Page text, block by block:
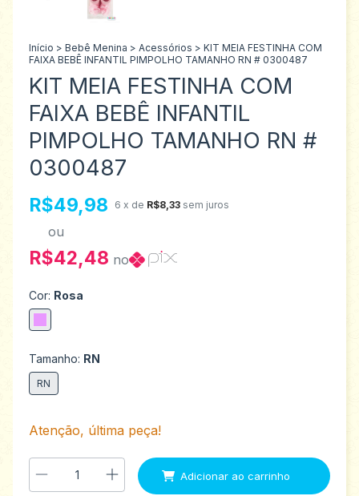
Início > Bebê Menina > Acessórios > KIT MEIA FESTINHA COM
FAIXA BEBÊ INFANTIL PIMPOLHO TAMANHO RN # 0300487
KIT MEIA FESTINHA COM
FAIXA BEBÊ INFANTIL
PIMPOLHO TAMANHO RN #
0300487
R$49,98 6 x de R$8,33 sem juros
ou
R$42,48 no
Cor: Rosa
Tamanho: RN
RN
Atenção, última peça!